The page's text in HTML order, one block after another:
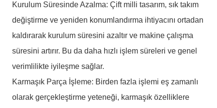
Kurulum Süresinde Azalma: Çift milli tasarım, sık takım
değiştirme ve yeniden konumlandırma ihtiyacını ortadan
kaldırarak kurulum süresini azaltır ve makine çalışma
süresini artırır. Bu da daha hızlı işlem süreleri ve genel
verimlilikte iyileşme sağlar.
Karmaşık Parça İşleme: Birden fazla işlemi eş zamanlı
olarak gerçekleştirme yeteneği, karmaşık özelliklere